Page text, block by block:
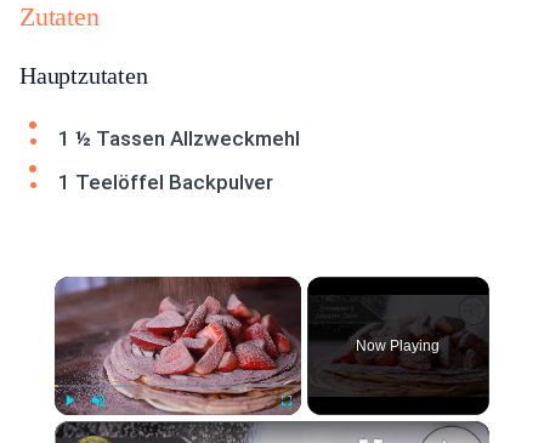
Zutaten
Hauptzutaten
1 ½ Tassen Allzweckmehl
1 Teelöffel Backpulver
×
Play Unmute Fullscreen
Now Playing
×